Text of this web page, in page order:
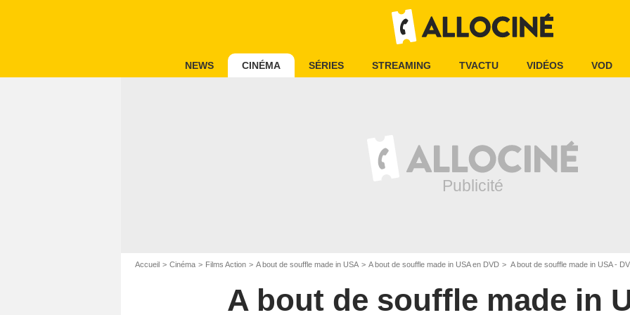
NEWS CINÉMA SÉRIES STREAMING TVACTU VIDÉOS VOD
Accueil Cinéma Films Action A bout de souffle made in USA A bout de souffle made in USA en DVD A bout de souffle made in USA -
A bout de souffle made in